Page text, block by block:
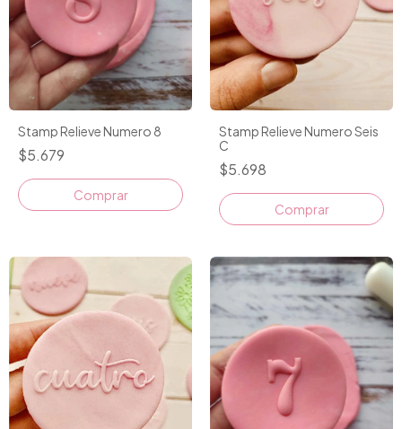
Stamp Relieve Numero 8
$5.679
Stamp Relieve Numero Seis
C
$5.698